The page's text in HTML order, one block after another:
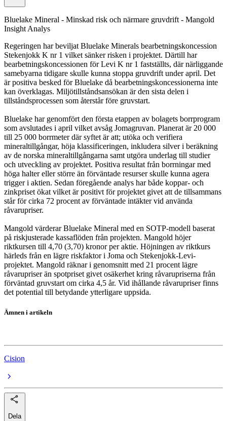
Bluelake Mineral - Minskad risk och närmare gruvdrift - Mangold
Insight Analys
Regeringen har beviljat Bluelake Minerals bearbetningskoncession
Stekenjokk K nr 1 vilket sänker risken i projektet. Därtill har
bearbetningskoncessionen för Levi K nr 1 fastställts, där närliggande
samebyarna tidigare skulle kunna stoppa gruvdrift under april. Det
är positiva besked för Bluelake då bearbetningskoncessionerna inte
kan överklagas. Miljötillståndsansökan är den sista delen i
tillståndsprocessen som återstår före gruvstart.
Bluelake har genomfört den första etappen av bolagets borrprogram
som avslutades i april vilket avsåg Jomagruvan. Planerat är 20 000
till 25 000 borrmeter där syftet är att; utöka och verifiera
mineraltillgångar, höja klassificeringen, inkludera silver i beräkning
av de norska mineraltillgångarna samt utgöra underlag till studier
och utveckling av projektet. Positiva resultat från borrningar med
höga halter eller större än förväntade resurser skulle kunna agera
trigger i aktien. Sedan föregående analys har både koppar- och
zinkpriset ökat vilket är positivt för projektet givet att de tillsammans
står för cirka 72 procent av förväntade intäkter vid använda
råvarupriser.
Mangold värderar Bluelake Mineral med en SOTP-modell baserat
på riskjusterade kassaflöden från projekten. Mangold höjer
riktkursen till 4,70 (3,70) kronor per aktie. Höjningen av riktkurs
härleds från en lägre riskfaktor i Joma och Stekenjokk-Levi-
projektet. Mangold räknar i genomsnitt med 21 procent lägre
råvarupriser än spotpriset givet osäkerhet kring råvarupriserna från
förväntad gruvstart om cirka 4,5 år. Vid ihållande råvarupriser finns
det potential till betydande ytterligare uppsida.
Ämnen i artikeln
Cision
Dela